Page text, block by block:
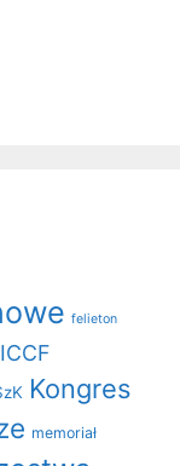
felieton
Kongres
memoriał